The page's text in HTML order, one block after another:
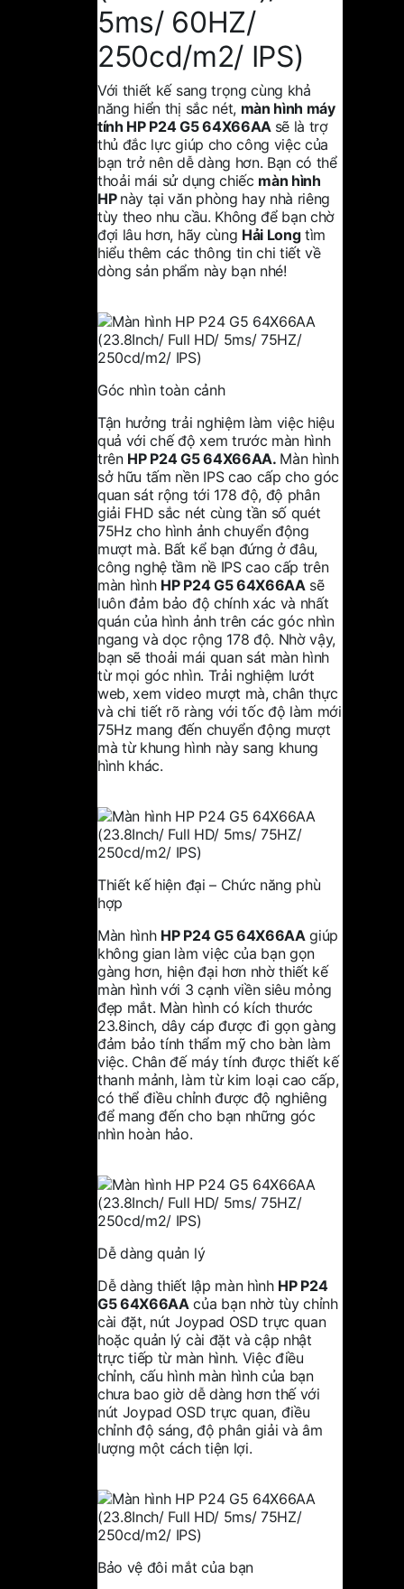
5ms/ 60HZ/
250cd/m2/ IPS)
Với thiết kế sang trọng cùng khả
năng hiển thị sắc nét, màn hình máy
tính HP P24 G5 64X66AA sẽ là trợ
thủ đắc lực giúp cho công việc của
bạn trở nên dễ dàng hơn. Bạn có thể
thoải mái sử dụng chiếc màn hình
HP này tại văn phòng hay nhà riêng
tùy theo nhu cầu. Không để bạn chờ
đợi lâu hơn, hãy cùng Hải Longtìm
hiểu thêm các thông tin chi tiết về
dòng sản phẩm này bạn nhé!
Góc nhìn toàn cảnh
Tận hưởng trải nghiệm làm việc hiệu
quả với chế độ xem trước màn hình
trên HP P24 G5 64X66AA. Màn hình
sở hữu tấm nền IPS cao cấp cho góc
quan sát rộng tới 178 độ, độ phân
giải FHD sắc nét cùng tần số quét
75Hz cho hình ảnh chuyển động
mượt mà. Bất kể bạn đứng ở đâu,
công nghệ tầm nề IPS cao cấp trên
màn hình HP P24 G5 64X66AA sẽ
luôn đảm bảo độ chính xác và nhất
quán của hình ảnh trên các góc nhìn
ngang và dọc rộng 178 độ. Nhờ vậy,
bạn sẽ thoải mái quan sát màn hình
từ mọi góc nhìn. Trải nghiệm lướt
web, xem video mượt mà, chân thực
và chi tiết rõ ràng với tốc độ làm mới
75Hz mang đến chuyển động mượt
mà từ khung hình này sang khung
hình khác.
Thiết kế hiện đại – Chức năng phù
hợp
Màn hình HP P24 G5 64X66AA giúp
không gian làm việc của bạn gọn
gàng hơn, hiện đại hơn nhờ thiết kế
màn hình với 3 cạnh viền siêu mỏng
đẹp mắt. Màn hình có kích thước
23.8inch, dây cáp được đi gọn gàng
đảm bảo tính thẩm mỹ cho bàn làm
việc. Chân đế máy tính được thiết kế
thanh mảnh, làm từ kim loại cao cấp,
có thể điều chỉnh được độ nghiêng
để mang đến cho bạn những góc
nhìn hoàn hảo.
Dễ dàng quản lý
Dễ dàng thiết lập màn hình HP P24
G5 64X66AA của bạn nhờ tùy chỉnh
cài đặt, nút Joypad OSD trực quan
hoặc quản lý cài đặt và cập nhật
trực tiếp từ màn hình. Việc điều
chỉnh, cấu hình màn hình của bạn
chưa bao giờ dễ dàng hơn thế với
nút Joypad OSD trực quan, điều
chỉnh độ sáng, độ phân giải và âm
lượng một cách tiện lợi.
Bảo vệ đôi mắt của bạn